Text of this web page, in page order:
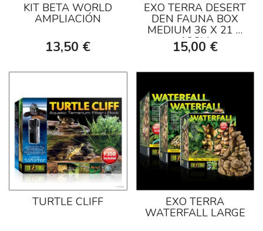
KIT BETA WORLD
AMPLIACIÓN
13,50 €
EXO TERRA DESERT
DEN FAUNA BOX
MEDIUM 36 X 21 X
13CM
15,00 €
TURTLE CLIFF EXO TERRA
WATERFALL LARGE